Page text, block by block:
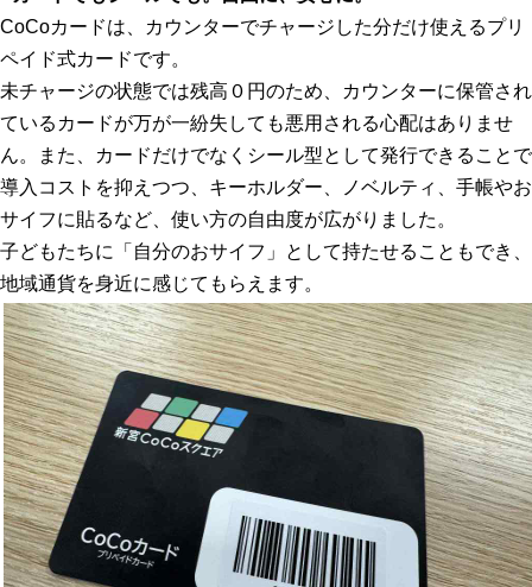
CoCoカードは、カウンターでチャージした分だけ使えるプリ
ペイド式カードです。
未チャージの状態では残高０円のため、カウンターに保管され
ているカードが万が一紛失しても悪用される心配はありませ
ん。また、カードだけでなくシール型として発行できることで
導入コストを抑えつつ、キーホルダー、ノベルティ、手帳やお
サイフに貼るなど、使い方の自由度が広がりました。
子どもたちに「自分のおサイフ」として持たせることもでき、
地域通貨を身近に感じてもらえます。